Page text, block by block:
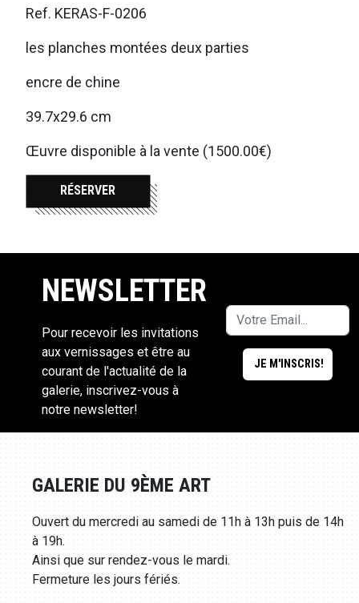
Ref. KERAS-F-0206
les planches montées deux parties
encre de chine
39.7x29.6 cm
Œuvre disponible à la vente (1500.00€)
RÉSERVER
NEWSLETTER
Pour recevoir les invitations
aux vernissages et être au
courant de l'actualité de la
galerie, inscrivez-vous à
notre newsletter!
GALERIE DU 9ÈME ART
Ouvert du mercredi au samedi de 11h à 13h puis de 14h
à 19h.
Ainsi que sur rendez-vous le mardi.
Fermeture les jours fériés.